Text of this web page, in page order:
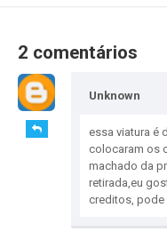
2 comentários
Unknown
essa viatura é
colocaram os
machado da
retirada,eu
creditos, pode